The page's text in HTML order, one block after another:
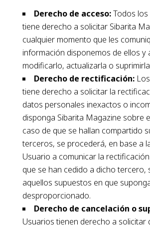
Derecho de acceso:Todos los
tiene derecho a solicitar Sibarita
cualquier momento que les
información disponemos de ellos y
modificarlo, actualizarla o
Derecho de rectificación:
tiene derecho a solicitar la
datos personales inexactos o
disponga Sibarita Magazine sobre
caso de que se hallan compartido
terceros, se procederá, en base a
Usuario a comunicar la
que se han cedido a dicho tercero,
aquellos supuestos en que
desproporcionado.
Derecho de cancelación o
Usuarios tienen derecho a solicitar